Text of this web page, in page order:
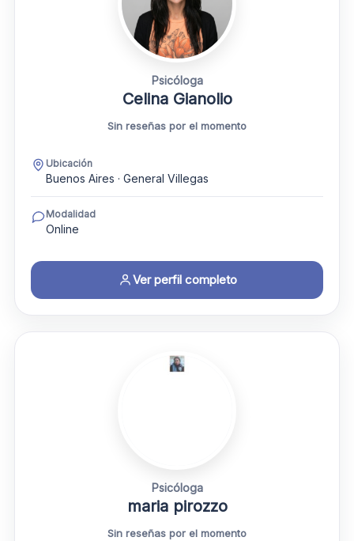
Psicóloga
Celina Gianolio
Sin reseñas por el momento
Ubicación
Buenos Aires · General Villegas
Modalidad
Online
Ver perfil completo
Psicóloga
maria pirozzo
Sin reseñas por el momento